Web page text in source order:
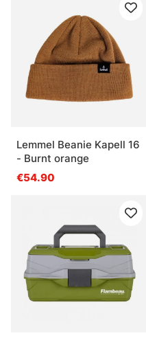
Lemmel Beanie Kapell 16
- Burnt orange
€54.90